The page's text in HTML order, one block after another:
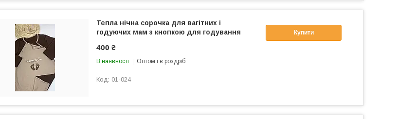
Купити
Тепла нічна сорочка для вагітних і
годуючих мам з кнопкою для годування
400 ₴
В наявності Оптом і в роздріб
01-024